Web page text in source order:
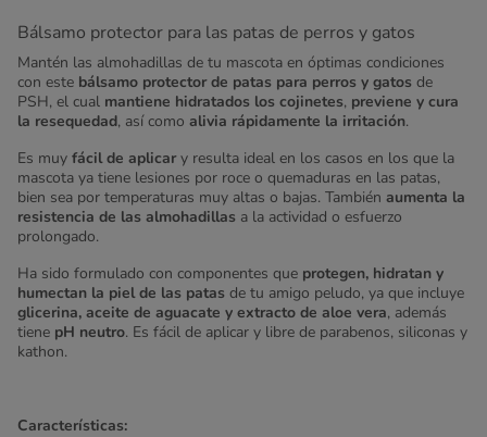
Bálsamo protector para las patas de perros y gatos
Mantén las almohadillas de tu mascota en óptimas condiciones
con este bálsamo protector de patas para perros y gatos de
PSH, el cual mantiene hidratados los cojinetes, previene y cura
la resequedad, así como alivia rápidamente la irritación.
Es muy fácil de aplicary resulta ideal en los casos en los que la
mascota ya tiene lesiones por roce o quemaduras en las patas,
bien sea por temperaturas muy altas o bajas. También aumenta la
resistencia de las almohadillas a la actividad o esfuerzo
prolongado.
Ha sido formulado con componentes que protegen, hidratan y
humectan la piel de las patas de tu amigo peludo, ya que incluye
glicerina, aceite de aguacate y extracto de aloe vera, además
tiene pH neutro. Es fácil de aplicar y libre de parabenos, siliconas y
kathon.
Características: